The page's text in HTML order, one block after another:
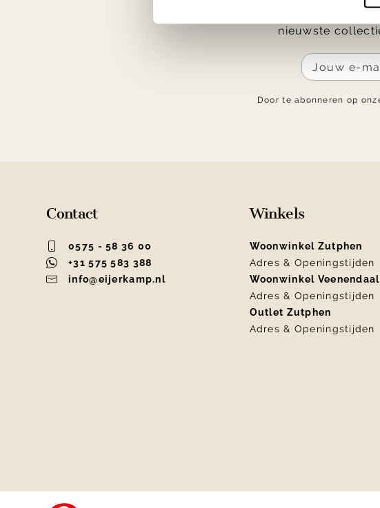
Ontvang € 25.-
nieuwste
Door te abonneren op
Contact
0575 - 58 36 00
+31 575 583 388
info@eijerkamp.nl
Winkels
Woonwinkel Zutphen
Adres & Openingstijden
Woonwinkel Veenendaal
Adres & Openingstijden
Outlet Zutphen
Adres & Openingstijden